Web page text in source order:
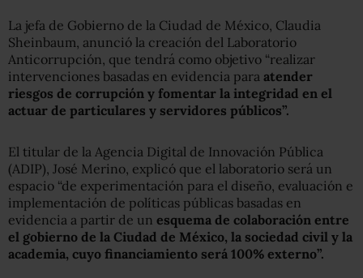
La jefa de Gobierno de la Ciudad de México, Claudia
Sheinbaum, anunció la creación del Laboratorio
Anticorrupción, que tendrá como objetivo “realizar
intervenciones basadas en evidencia para atender
riesgos de corrupción y fomentar la integridad en el
actuar de particulares y servidores públicos”.
El titular de la Agencia Digital de Innovación Pública
(ADIP), José Merino, explicó que el laboratorio será un
espacio “de experimentación para el diseño, evaluación e
implementación de políticas públicas basadas en
evidencia a partir de un esquema de colaboración entre
el gobierno de la Ciudad de México, la sociedad civil y la
academia, cuyo financiamiento será 100% externo”.